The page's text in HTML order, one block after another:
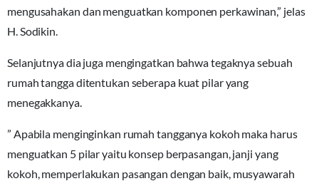
mengusahakan dan menguatkan komponen perkawinan,” jelas
H. Sodikin.
Selanjutnya dia juga mengingatkan bahwa tegaknya sebuah
rumah tangga ditentukan seberapa kuat pilar yang
menegakkanya.
” Apabila menginginkan rumah tangganya kokoh maka harus
menguatkan 5 pilar yaitu konsep berpasangan, janji yang
kokoh, memperlakukan pasangan dengan baik, musyawarah